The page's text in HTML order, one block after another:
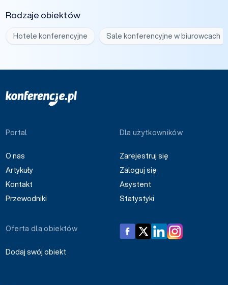
Rodzaje obiektów
Hotele konferencyjne Sale konferencyjne w biurowcach
Portal
O nas
Artykuły
Kontakt
Przewodniki
Dla użytkowników
Zarejestruj się
Zaloguj się
Asystent
Statystyki
Oferta dla obiektów
Dodaj swój obiekt